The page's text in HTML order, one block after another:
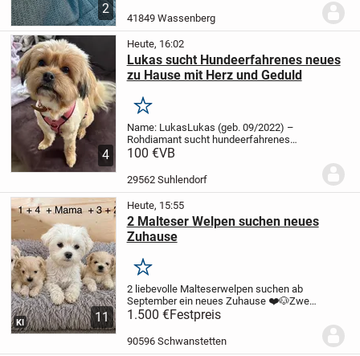
2
Yocker.Bekomme Nassfutter sowie
Trockenfutter.Wenn ihr Fragen...
41849 Wassenberg
4
Heute, 16:02
Lukas sucht Hundeerfahrenes neues
zu Hause mit Herz und Geduld
Merken
Name: LukasLukas (geb. 09/2022) –
Rohdiamant sucht hundeerfahrenes
Zuhause mit Herz und
Rasse: Mischling
(vermutlich Border Terrier / Shih Tzu /
100 €VB
29562 Suhlendorf
11
KI
Heute, 15:55
2 Malteser Welpen suchen neues
Zuhause
Merken
2 liebevolle Malteserwelpen suchen ab
September ein neues Zuhause ❤️🐶Zwei
ihrer Geschwister haben schon ein neues
Zuhause gefunden und die beiden
Mädchen sind noch auf der Suche.
1.500 €Festpreis
90596 Schwanstetten